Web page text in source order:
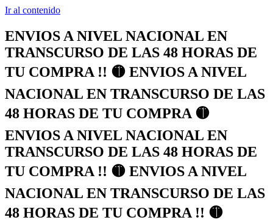
Ir al contenido
ENVIOS A NIVEL NACIONAL EN
TRANSCURSO DE LAS 48 HORAS DE
TU COMPRA !! 🟡 ENVIOS A NIVEL
NACIONAL EN TRANSCURSO DE LAS
48 HORAS DE TU COMPRA 🟡
ENVIOS A NIVEL NACIONAL EN
TRANSCURSO DE LAS 48 HORAS DE
TU COMPRA !! 🟡 ENVIOS A NIVEL
NACIONAL EN TRANSCURSO DE LAS
48 HORAS DE TU COMPRA !! 🟡